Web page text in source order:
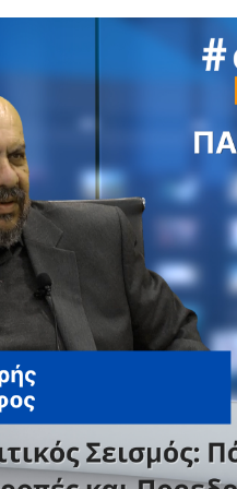
και ενδείξεις που
με αποτέλεσμα να
δεν αφορά μόνο την
δυνατόν στοιχεία
είχαν εντοπιστεί ή
γιατί τότε δεν
η πραγματική πληγή.
Δικαιοσύνης δεν
ερευνών, από τη
επιστρέφουν